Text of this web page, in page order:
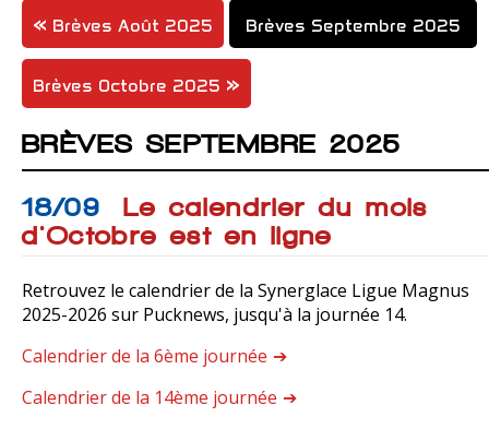
Brèves Août 2025 Brèves Septembre 2025
Brèves Octobre 2025
BRÈVES SEPTEMBRE 2025
18/09
Le calendrier du mois
d'Octobre est en ligne
Retrouvez le calendrier de la Synerglace Ligue Magnus
2025-2026 sur Pucknews, jusqu'à la journée 14.
Calendrier de la 6ème journée
Calendrier de la 14ème journée